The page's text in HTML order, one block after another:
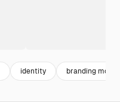
identity branding